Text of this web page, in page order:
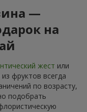
—
на
жест или
фруктов всегда
по возрасту,
подобрать